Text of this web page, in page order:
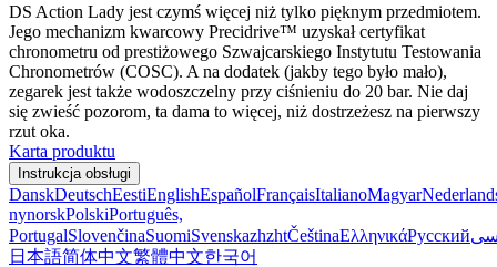
DS Action Lady jest czymś więcej niż tylko pięknym przedmiotem.
Jego mechanizm kwarcowy Precidrive™ uzyskał certyfikat
chronometru od prestiżowego Szwajcarskiego Instytutu Testowania
Chronometrów (COSC). A na dodatek (jakby tego było mało),
zegarek jest także wodoszczelny przy ciśnieniu do 20 bar. Nie daj
się zwieść pozorom, ta dama to więcej, niż dostrzeżesz na pierwszy
rzut oka.
Karta produktu
Instrukcja obsługi
DanskDeutschEestiEnglishEspañolFrançaisItalianoMagyar
nynorskPolskiPortuguês,
PortugalSlovenčinaSuomiSvenskazhzhtČeštinaΕλληνικάРусский
日本語简体中文繁體中文한국어